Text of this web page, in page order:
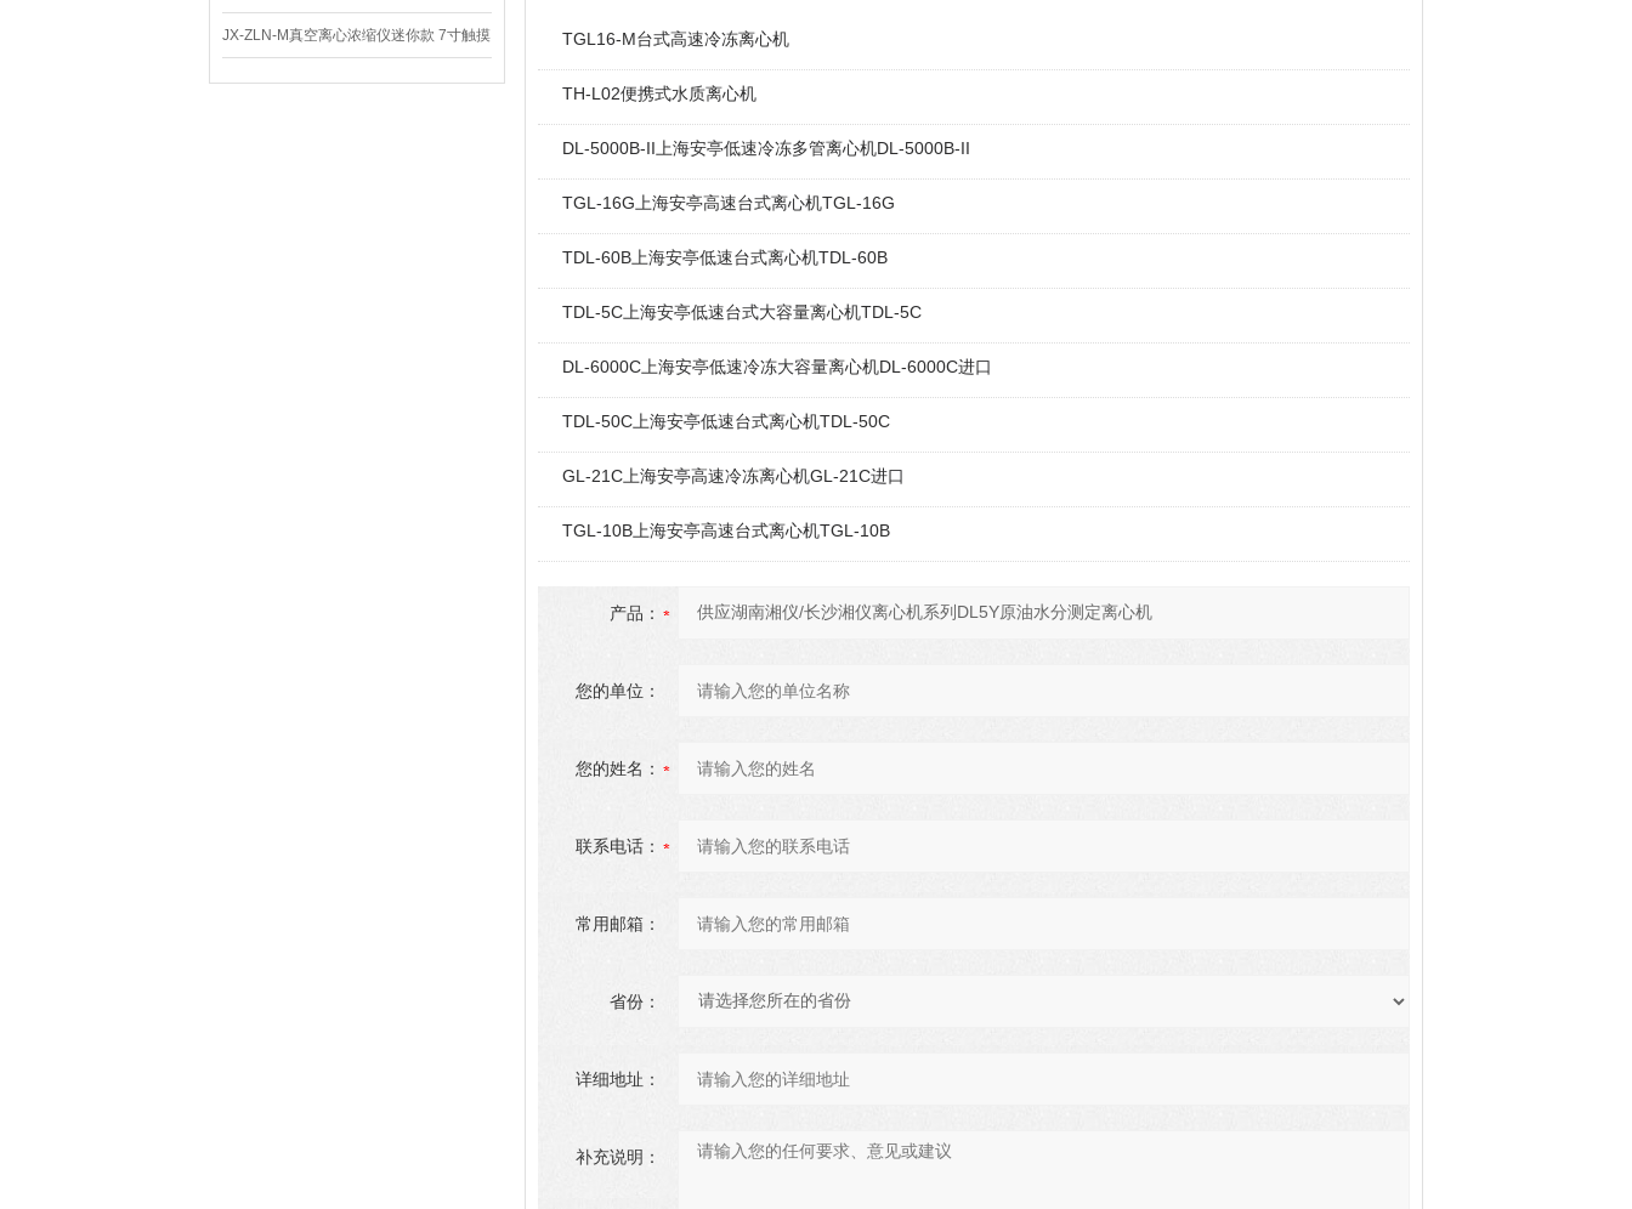
JX-ZLN-M真空离心浓缩仪迷你款 7寸触摸
屏
TGL16-M台式高速冷冻离心机
TH-L02便携式水质离心机
DL-5000B-II上海安亭低速冷冻多管离心机DL-5000B-II
TGL-16G上海安亭高速台式离心机TGL-16G
TDL-60B上海安亭低速台式离心机TDL-60B
TDL-5C上海安亭低速台式大容量离心机TDL-5C
DL-6000C上海安亭低速冷冻大容量离心机DL-6000C进口
TDL-50C上海安亭低速台式离心机TDL-50C
GL-21C上海安亭高速冷冻离心机GL-21C进口
TGL-10B上海安亭高速台式离心机TGL-10B
产品：
您的单位：
您的姓名：
联系电话：
常用邮箱：
省份：
详细地址：
补充说明：